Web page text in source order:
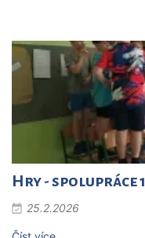
Hry - spolupráce 1
25.2.2026